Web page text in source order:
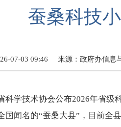
蚕桑科技
07-03 09:46 来源： 政府办信息
学技术协会公布2026年省级
闻名的“蚕桑大县”，目前全县